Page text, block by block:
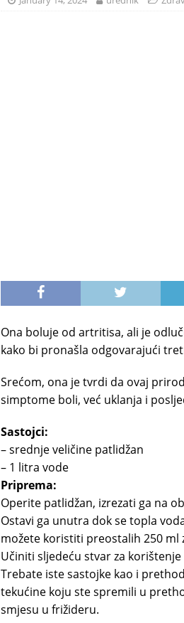
Ona boluje od artritisa, ali je
kako bi pronašla odgovarajući
Srećom, ona je tvrdi da ovaj
simptome boli, već uklanja i
Sastojci:
– srednje veličine patlidžan
– 1 litra vode
Priprema:
Operite patlidžan, izrezati ga na
Ostavi ga unutra dok se topla
možete koristiti preostalih 250 ml
Učiniti sljedeću stvar za
Trebate iste sastojke kao i
tekućine koju ste spremili u
smjesu u frižideru.